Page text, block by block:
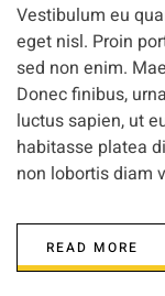
Vestibulum eu
eget nisl. Proin
sed non enim.
Donec finibus,
luctus sapien, ut
habitasse platea
non lobortis diam
READ MORE